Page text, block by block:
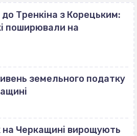
Тренкіна з Корецьким:
поширювали на
земельного податку
на Черкащині вирощують